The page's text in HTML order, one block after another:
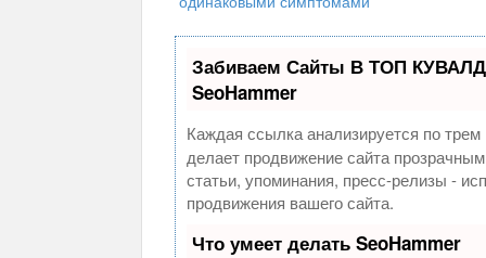
Забиваем Сайты В ТОП
SeoHammer
Каждая ссылка анализируется по
делает продвижение сайта
статьи, упоминания, пресс-релизы -
продвижения вашего сайта.
Что умеет делать SeoHammer